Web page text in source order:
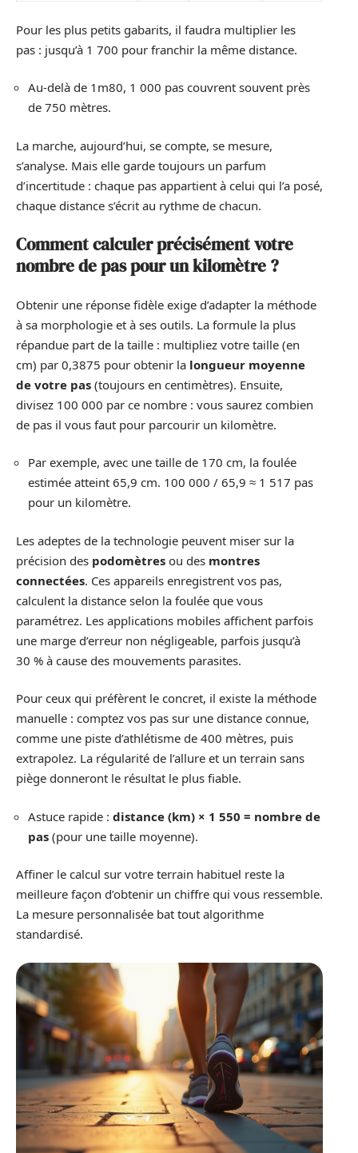
Pour les plus petits gabarits, il faudra multiplier les
pas : jusqu’à 1 700 pour franchir la même distance.
Au-delà de 1m80, 1 000 pas couvrent souvent près
de 750 mètres.
La marche, aujourd’hui, se compte, se mesure,
s’analyse. Mais elle garde toujours un parfum
d’incertitude : chaque pas appartient à celui qui l’a posé,
chaque distance s’écrit au rythme de chacun.
Comment calculer précisément votre
nombre de pas pour un kilomètre ?
Obtenir une réponse fidèle exige d’adapter la méthode
à sa morphologie et à ses outils. La formule la plus
répandue part de la taille : multipliez votre taille (en
cm) par 0,3875 pour obtenir la longueur moyenne
de votre pas (toujours en centimètres). Ensuite,
divisez 100 000 par ce nombre : vous saurez combien
de pas il vous faut pour parcourir un kilomètre.
Par exemple, avec une taille de 170 cm, la foulée
estimée atteint 65,9 cm. 100 000 / 65,9 ≈ 1 517 pas
pour un kilomètre.
Les adeptes de la technologie peuvent miser sur la
précision des podomètres ou des montres
connectées. Ces appareils enregistrent vos pas,
calculent la distance selon la foulée que vous
paramétrez. Les applications mobiles affichent parfois
une marge d’erreur non négligeable, parfois jusqu’à
30 % à cause des mouvements parasites.
Pour ceux qui préfèrent le concret, il existe la méthode
manuelle : comptez vos pas sur une distance connue,
comme une piste d’athlétisme de 400 mètres, puis
extrapolez. La régularité de l’allure et un terrain sans
piège donneront le résultat le plus fiable.
Astuce rapide : distance (km) × 1 550 = nombre de
pas (pour une taille moyenne).
Affiner le calcul sur votre terrain habituel reste la
meilleure façon d’obtenir un chiffre qui vous ressemble.
La mesure personnalisée bat tout algorithme
standardisé.